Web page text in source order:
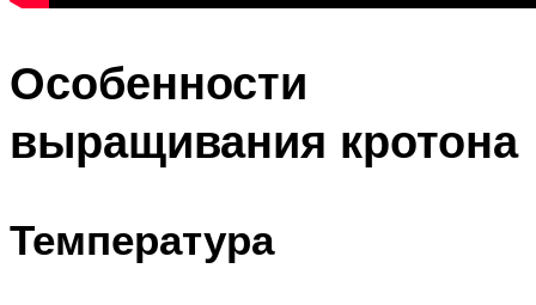
Особенности
выращивания кротона
Температура